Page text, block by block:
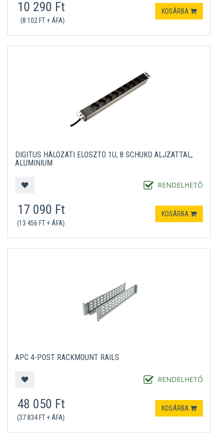
10 290 Ft
(8 102 FT + ÁFA)
KOSÁRBA
DIGITUS HÁLÓZATI ELOSZTÓ 1U, 8 SCHUKO ALJZATTAL,
ALUMINIUM
RENDELHETŐ
17 090 Ft
(13 456 FT + ÁFA)
KOSÁRBA
APC 4-POST RACKMOUNT RAILS
RENDELHETŐ
48 050 Ft
(37 834 FT + ÁFA)
KOSÁRBA